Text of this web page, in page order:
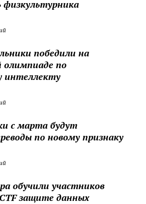
физкультурника
победили на
по
интеллекту
с марта будут
по новому признаку
обучили участников
защите данных